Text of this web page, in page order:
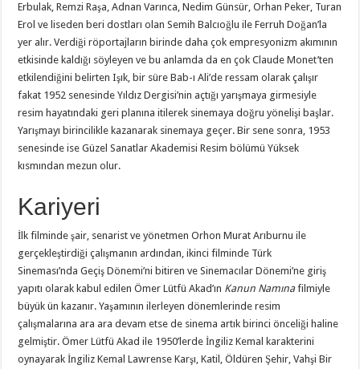
Erbulak, Remzi Raşa, Adnan Varınca, Nedim Günsür, Orhan Peker, Turan
Erol ve liseden beri dostları olan Semih Balcıoğlu ile Ferruh Doğan’la
yer alır. Verdiği röportajların birinde daha çok empresyonizm akımının
etkisinde kaldığı söyleyen ve bu anlamda da en çok Claude Monet’ten
etkilendiğini belirten Işık, bir süre Bab-ı Ali’de ressam olarak çalışır
fakat 1952 senesinde Yıldız Dergisi’nin açtığı yarışmaya girmesiyle
resim hayatındaki geri planına itilerek sinemaya doğru yönelişi başlar.
Yarışmayı birincilikle kazanarak sinemaya geçer. Bir sene sonra, 1953
senesinde ise Güzel Sanatlar Akademisi Resim bölümü Yüksek
kısmından mezun olur.
Kariyeri
İlk filminde şair, senarist ve yönetmen Orhon Murat Arıburnu ile
gerçekleştirdiği çalışmanın ardından, ikinci filminde Türk
Sineması’nda Geçiş Dönemi’ni bitiren ve Sinemacılar Dönemi’ne giriş
yapıtı olarak kabul edilen Ömer Lütfü Akad’ın Kanun Namınafilmiyle
büyük ün kazanır. Yaşamının ilerleyen dönemlerinde resim
çalışmalarına ara ara devam etse de sinema artık birinci önceliği haline
gelmiştir. Ömer Lütfü Akad ile 1950’lerde İngiliz Kemal karakterini
oynayarak İngiliz Kemal Lawrense Karşı, Katil, Öldüren Şehir, Vahşi Bir